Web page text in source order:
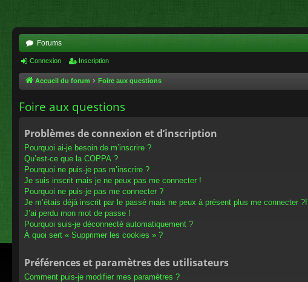
Forums
Connexion Inscription
Accueil du forum Foire aux questions
Foire aux questions
Problèmes de connexion et d’inscription
Pourquoi ai-je besoin de m’inscrire ?
Qu’est-ce que la COPPA ?
Pourquoi ne puis-je pas m’inscrire ?
Je suis inscrit mais je ne peux pas me connecter !
Pourquoi ne puis-je pas me connecter ?
Je m’étais déjà inscrit par le passé mais ne peux à présent plus me connecter ?!
J’ai perdu mon mot de passe !
Pourquoi suis-je déconnecté automatiquement ?
À quoi sert « Supprimer les cookies » ?
Préférences et paramètres des utilisateurs
Comment puis-je modifier mes paramètres ?